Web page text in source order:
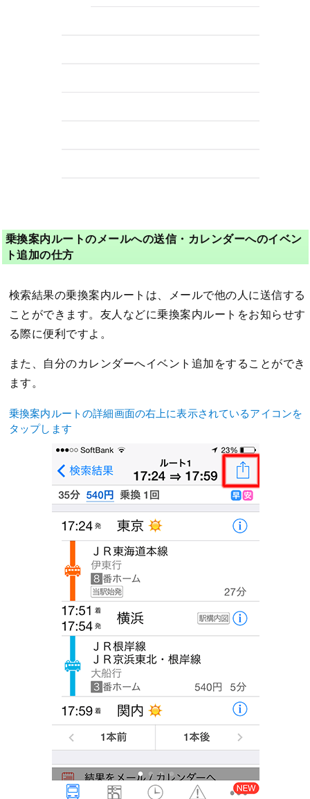
乗換案内ルートのメールへの送信・カレンダーへのイベン
ト追加の仕方
検索結果の乗換案内ルートは、メールで他の人に送信する
ことができます。友人などに乗換案内ルートをお知らせす
る際に便利ですよ。
また、自分のカレンダーへイベント追加をすることができ
ます。
乗換案内ルートの詳細画面の右上に表示されているアイコンを
タップします